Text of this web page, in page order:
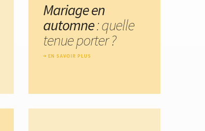
Mariage en
automne: quelle
tenue porter ?
EN SAVOIR PLUS